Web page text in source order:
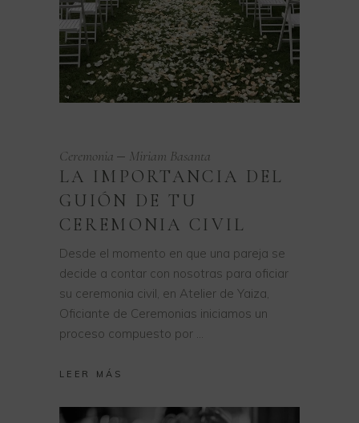
Ceremonia Miriam Basanta
LA IMPORTANCIA DEL
GUIÓN DE TU
CEREMONIA CIVIL
Desde el momento en que una pareja se
decide a contar con nosotras para oficiar
su ceremonia civil, en Atelier de Yaiza,
Oficiante de Ceremonias iniciamos un
proceso compuesto por
LEER MÁS